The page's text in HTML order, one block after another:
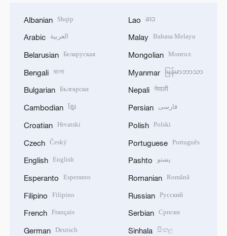
Albanian Shqip
Arabic العربية
Belarusian Беларуская
Bengali বাংলা
Bulgarian Български
Cambodian ខ្មែរ
Croatian Hrvatski
Czech Český
English English
Esperanto Esperanto
Filipino Filipino
French Français
German Deutsch
Lao ລາວ
Malay Bahasa Melayu
Mongolian Монгол
Myanmar မြန်မာဘာသာ
Nepali नेपाली
Persian فارسی
Polish Polski
Portuguese Português
Pashto پښتو
Romanian Română
Russian Русский
Serbian Српски
Sinhala සිංහල